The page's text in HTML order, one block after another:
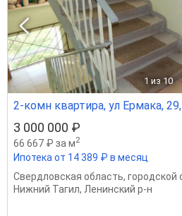
1 из 10
2-комн квартира, ул Ермака,
3 000 000 ₽
66 667 ₽ за м2
Ипотека от 14 389 ₽ в месяц
Свердловская область, городской
Нижний Тагил, Ленинский р-н